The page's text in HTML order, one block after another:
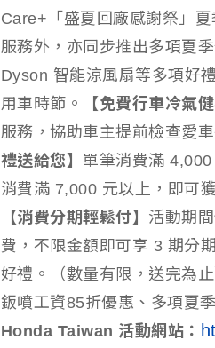
Care+「盛夏回廠感謝祭」
服務外，亦同步推出多項夏
Dyson 智能涼風扇等多項好
用車時節。
【免費行車冷氣健
服務，協助車主提前檢查愛
禮送給您】 單筆消費滿
消費滿 7,000 元以上，即可
【消費分期輕鬆付】 活動期
費，不限金額即可享 3 期分
好禮。（數量有限，送完為止
鈑噴工資85折優惠、多項夏
Honda Taiwan 活動網站：